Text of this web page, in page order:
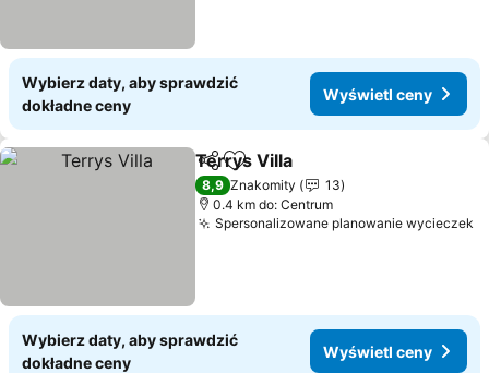
Wybierz daty, aby sprawdzić
dokładne ceny
Wyświetl ceny
Udostępnij
Dodaj do ulubionych
Terrys Villa
8,9 Znakomity
13
0.4 km do: Centrum
Spersonalizowane planowanie wycieczek
Wybierz daty, aby sprawdzić
dokładne ceny
Wyświetl ceny